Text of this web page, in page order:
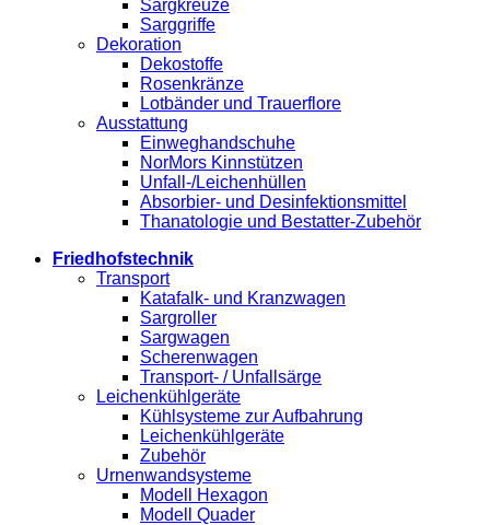
Sargkreuze
Sarggriffe
Dekoration
Dekostoffe
Rosenkränze
Lotbänder und Trauerflore
Ausstattung
Einweghandschuhe
NorMors Kinnstützen
Unfall-/Leichenhüllen
Absorbier- und Desinfektionsmittel
Thanatologie und Bestatter-Zubehör
Friedhofstechnik
Transport
Katafalk- und Kranzwagen
Sargroller
Sargwagen
Scherenwagen
Transport- / Unfallsärge
Leichenkühlgeräte
Kühlsysteme zur Aufbahrung
Leichenkühlgeräte
Zubehör
Urnenwandsysteme
Modell Hexagon
Modell Quader